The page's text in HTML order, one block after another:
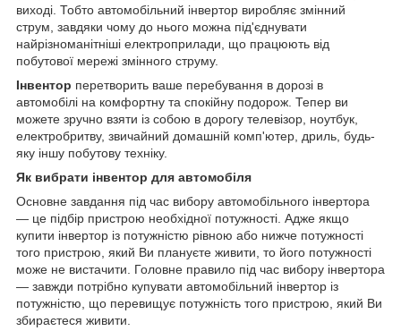
виході. Тобто автомобільний інвертор виробляє змінний
струм, завдяки чому до нього можна під'єднувати
найрізноманітніші електроприлади, що працюють від
побутової мережі змінного струму.
Інвентор перетворить ваше перебування в дорозі в
автомобілі на комфортну та спокійну подорож. Тепер ви
можете зручно взяти із собою в дорогу телевізор, ноутбук,
електробритву, звичайний домашній комп'ютер, дриль, будь-
яку іншу побутову техніку.
Як вибрати інвентор для автомобіля
Основне завдання під час вибору автомобільного інвертора
— це підбір пристрою необхідної потужності. Адже якщо
купити інвертор із потужністю рівною або нижче потужності
того пристрою, який Ви плануєте живити, то його потужності
може не вистачити. Головне правило під час вибору інвертора
— завжди потрібно купувати автомобільний інвертор із
потужністю, що перевищує потужність того пристрою, який Ви
збираєтеся живити.